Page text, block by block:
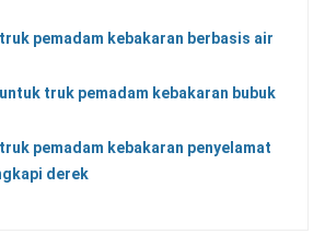
pemadam kebakaran berbasis air
truk pemadam kebakaran bubuk
pemadam kebakaran penyelamat
derek